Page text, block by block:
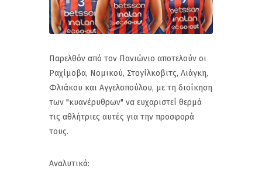
Παρελθόν από τον Πανιώνιο αποτελούν οι
Ραχίμοβα, Νομικού, Στογίλκοβιτς, Λιάγκη,
Φλιάκου και Αγγελοπούλου, με τη διοίκηση
των "κυανέρυθρων" να ευχαριστεί θερμά
τις αθλήτριες αυτές για την προσφορά
τους.
Αναλυτικά: